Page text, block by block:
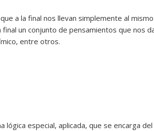
a la final nos llevan simplemente al
un conjunto de pensamientos que nos
entre otros.
lógica especial, aplicada, que se encarga